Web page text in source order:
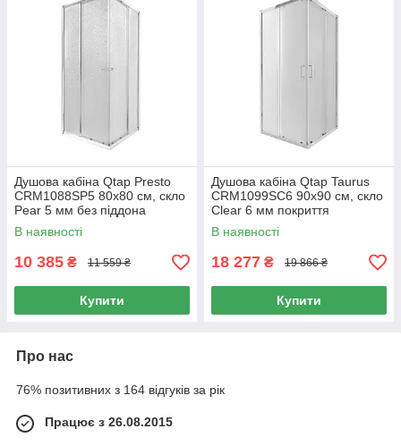
Душова кабіна Qtap Presto
CRM1088SP5 80х80 см, скло
Pear 5 мм без піддона
В наявності
10 385 ₴ 11 559 ₴
Купити
Душова кабіна Qtap Taurus
CRM1099SC6 90х90 см, скло
Clear 6 мм покриття
CalcLess, без піддона
В наявності
18 277 ₴ 19 866 ₴
Купити
Про нас
76% позитивних з 164 відгуків за рік
Працює з 26.08.2015